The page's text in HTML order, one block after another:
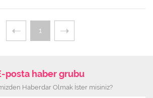
1
posta haber grubu
Haberdar Olmak İster misiniz?